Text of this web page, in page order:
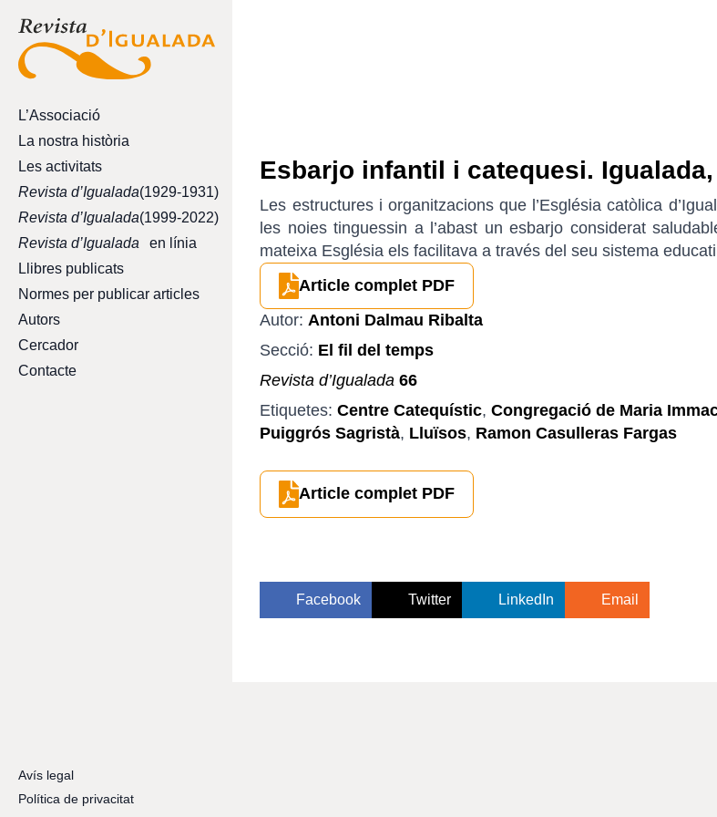
L’Associació
La nostra història
Les activitats
Revista d’Igualada(1929-1931)
Revista d’Igualada(1999-2022)
Revista d’Igualada
en línia
Llibres publicats
Normes per publicar articles
Autors
Cercador
Contacte
Esbarjo infantil i catequesi. Igualada,
Les estructures i organitzacions que l’Església catòlica
les noies tinguessin a l’abast un esbarjo considerat
mateixa Església els facilitava a través del seu sistema
Article complet PDF
Autor: Antoni Dalmau Ribalta
Secció: El fil del temps
Revista d’Igualada 66
Etiquetes: Centre Catequístic,Congregació de Maria
Puiggrós Sagristà, Lluïsos, Ramon Casulleras Fargas
Article complet PDF
Facebook Twitter LinkedIn Email
Avís legal
Política de privacitat